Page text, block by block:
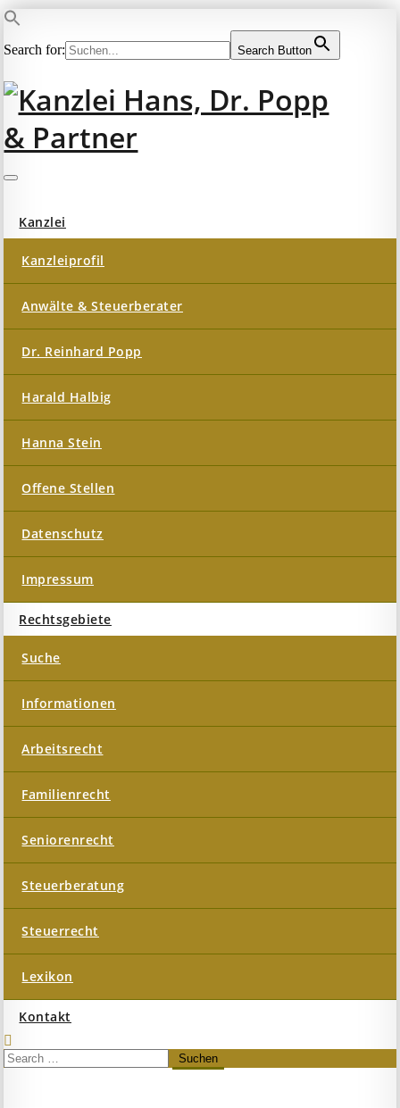
Search for: Search Button
Inhalt
springen
Kanzlei Hans, Dr. Popp
und Partner
Kanzlei
Kanzleiprofil
Anwälte & Steuerberater
Dr. Reinhard Popp
Harald Halbig
Hanna Stein
Offene Stellen
Datenschutz
Impressum
Rechtsgebiete
Suche
Informationen
Arbeitsrecht
Familienrecht
Seniorenrecht
Steuerberatung
Steuerrecht
Lexikon
Kontakt